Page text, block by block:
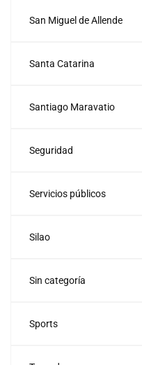
San Miguel de Allende
Santa Catarina
Santiago Maravatio
Seguridad
Servicios públicos
Silao
Sin categoría
Sports